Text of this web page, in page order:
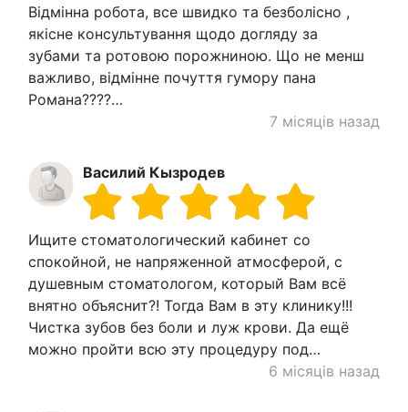
Відмінна робота, все швидко та безболісно ,
якісне консультування щодо догляду за
зубами та ротовою порожниною. Що не менш
важливо, відмінне почуття гумору пана
Романа????…
7 місяців назад
Василий Кызродев
Ищите стоматологический кабинет со
спокойной, не напряженной атмосферой, с
душевным стоматологом, который Вам всё
внятно объяснит?! Тогда Вам в эту клинику!!!
Чистка зубов без боли и луж крови. Да ещё
можно пройти всю эту процедуру под…
6 місяців назад